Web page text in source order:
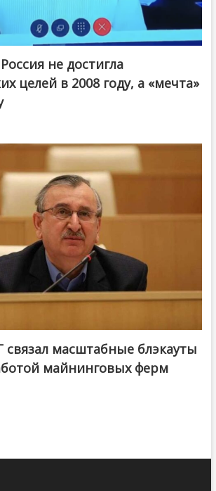
не достигла
целей в 2008 году, а «мечта»
связал масштабные блэкауты
майнинговых ферм